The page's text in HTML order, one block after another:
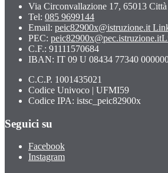
Via Circonvallazione 17, 65013
Tel: 085 9699144
Email: peic82900x@istruzione.it
PEC: peic82900x@pec.istruzione.it
C.F.: 91111570684
IBAN: IT 09 U 08434 77340
C.C.P. 1001435021
Codice Univoco | UFMI59
Codice IPA: istsc_peic82900x
Seguici su
Facebook
Instagram